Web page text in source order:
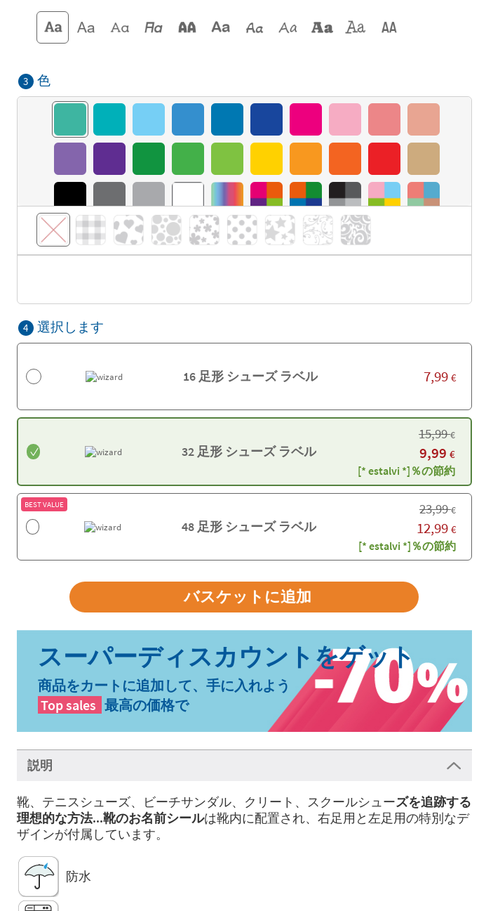
3 色
4 選択します
16 足形 シューズ ラベル 7,99 €
32 足形 シューズ ラベル
15,99€
9,99 €
[* estalvi *]％の節約
BEST VALUE
48 足形 シューズ ラベル
23,99€
12,99 €
[* estalvi *]％の節約
商品をカートに追加して、手に入れよう
Top sales 最高の価格で
説明
靴、テニスシューズ、ビーチサンダル、クリート、スクールシューズを追跡する
理想的な方法...靴のお名前シールは靴内に配置され、右足用と左足用の特別なデ
ザインが付属しています。
防水